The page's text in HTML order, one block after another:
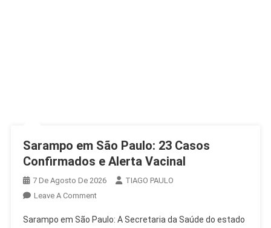
Sarampo em São Paulo: 23 Casos
Confirmados e Alerta Vacinal
7 De Agosto De 2026
TIAGO PAULO
Leave A CommentOn
Em
Sarampo em São Paulo: A Secretaria da Saúde do estado